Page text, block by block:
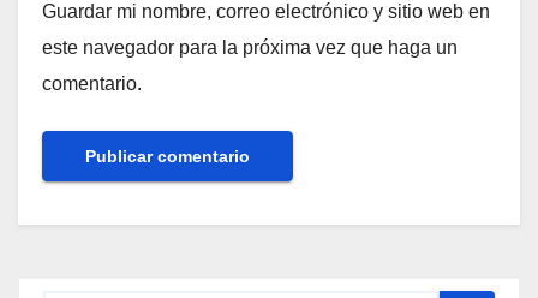
Guardar mi nombre, correo electrónico y sitio web en
este navegador para la próxima vez que haga un
comentario.